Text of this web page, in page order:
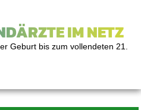
IM NETZ
Geburt bis zum vollendeten 21.